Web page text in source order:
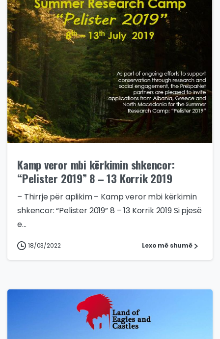
Kamp veror mbi kërkimin shkencor:
“Pelister 2019” 8 – 13 Korrik 2019
– Thirrje për aplikim – Kamp veror mbi kërkimin
shkencor: “Pelister 2019” 8 – 13 Korrik 2019 Si pjesë
e...
18/03/2022 Lexo më shumë